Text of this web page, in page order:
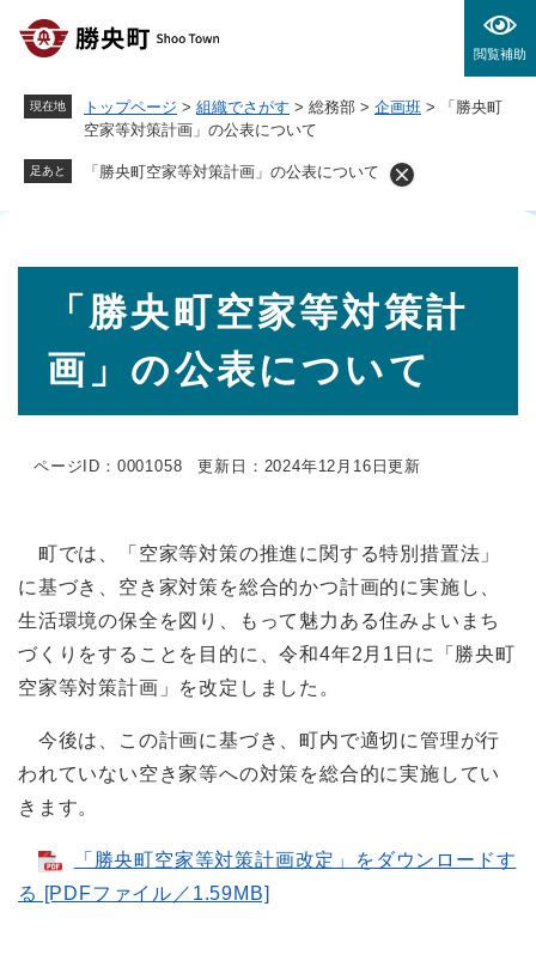
閲覧補助
現在地 トップページ > 組織でさがす > 総務部 > 企画班 >
「勝央町
空家等対策計画」の公表について
足あと 「勝央町空家等対策計画」の公表について
「勝央町空家等対策計
画」の公表について
ページID：0001058 更新日：2024年12月16日更新
町では、「空家等対策の推進に関する特別措置法」
に基づき、空き家対策を総合的かつ計画的に実施し、
生活環境の保全を図り、もって魅力ある住みよいまち
づくりをすることを目的に、令和4年2月1日に「勝央町
空家等対策計画」を改定しました。
今後は、この計画に基づき、町内で適切に管理が行
われていない空き家等への対策を総合的に実施してい
きます。
「勝央町空家等対策計画改定」をダウンロードす
る [PDFファイル／1.59MB]